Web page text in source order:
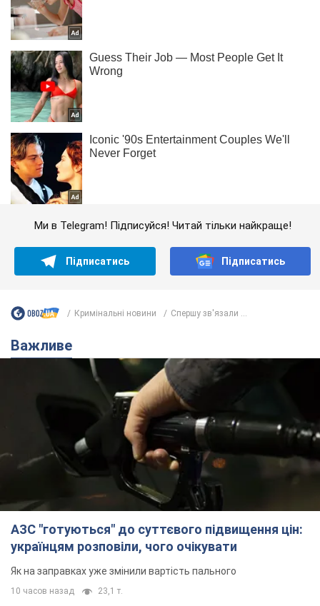
Ми в Telegram! Підписуйся! Читай тільки найкраще!
Підписатись Підписатись
Кримінальні новини Спершу зв'язали ...
Важливе
АЗС "готуються" до суттєвого підвищення цін:
українцям розповіли, чого очікувати
Як на заправках уже змінили вартість пального
10 часов назад 23,1 т.